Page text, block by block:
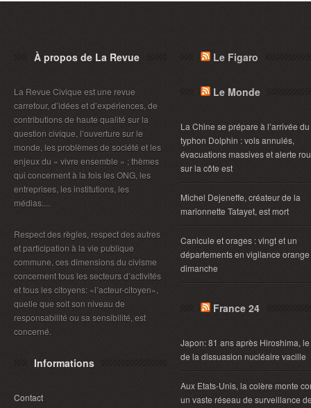
À propos de La Revue
La Revue Civique est une revue
carrefour, d’idées et d’expériences, de
contributions de haute qualité sur la
question civique, l’ouverture sur le
monde, les problèmes de société et les
enjeux du « vivre ensemble » ; thèmes
qui concernent à la fois les ONG, les
entreprises, les institutions, les
médias....
Respect des règles, respect des autres
et participation à la vie publique
commune, ces dimensions du civisme
concernent tous les secteurs d’activités
et tous les citoyens: «l’acteur-citoyen»,
quelle que soit son niveau de
responsabilité ou sa sensibilité, est
concerné.
Informations
Contact
Le Figaro
Le Monde
La Chine se prépare à l’arrivée du
typhon Dolphin : vols annulés,
évacuations massives et alerte
sur la côte est
Michel Dejeneffe, créateur de la
marionnette Tatayet, est mort
Canicule et orages : vingt et un
départements en vigilance orange
dimanche
France 24
Japon: 81 ans après Hiroshima,
de la dissuasion nucléaire vacille
Aux Etats-Unis, la colère monte
un vaste réseau de surveillance